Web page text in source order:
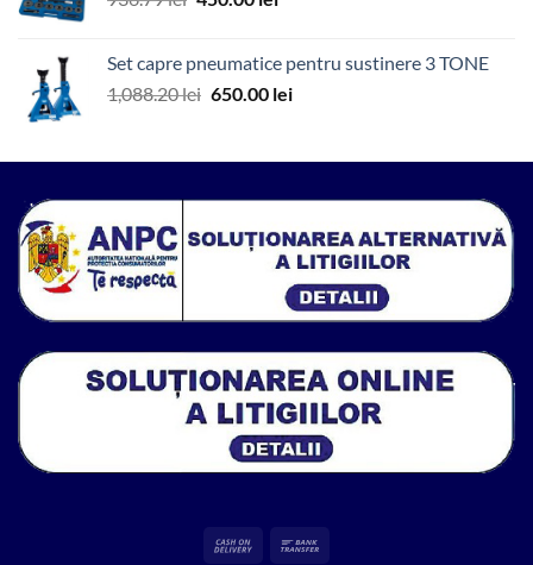
fost:
936.79 lei.
450.00 lei.
Set capre pneumatice pentru sustinere 3 TONE
1,088.20lei Prețul
fost:
650.00 leiPrețul
650.00 lei.
Cash